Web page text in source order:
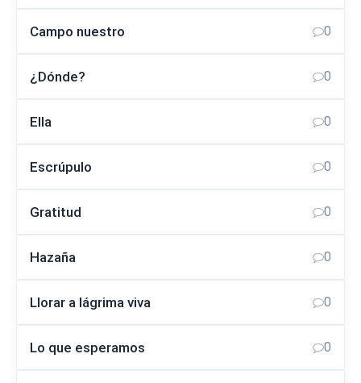
Campo nuestro 0
¿Dónde? 0
Ella 0
Escrúpulo 0
Gratitud 0
Hazaña 0
Llorar a lágrima viva 0
Lo que esperamos 0